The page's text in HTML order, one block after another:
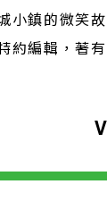
小鎮的微笑
約編輯，著